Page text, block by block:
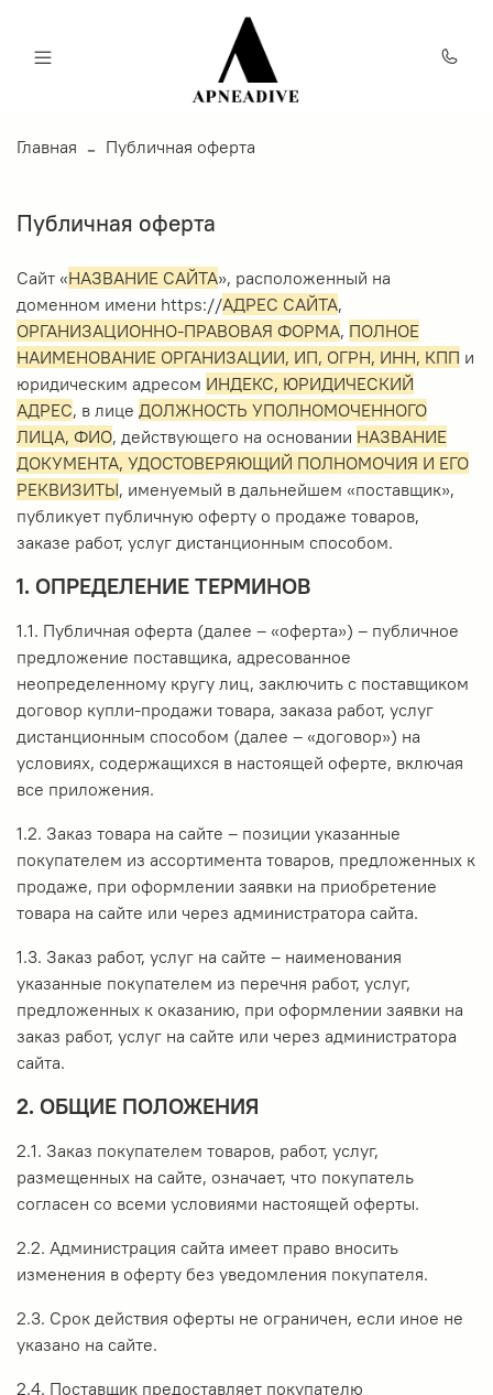
Главная Публичная оферта
Публичная оферта
Сайт «НАЗВАНИЕ САЙТА», расположенный на
доменном имени https://АДРЕС САЙТА,
ОРГАНИЗАЦИОННО-ПРАВОВАЯ ФОРМА, ПОЛНОЕ
НАИМЕНОВАНИЕ ОРГАНИЗАЦИИ, ИП, ОГРН, ИНН, КПП и
юридическим адресом ИНДЕКС, ЮРИДИЧЕСКИЙ
АДРЕС, в лице ДОЛЖНОСТЬ УПОЛНОМОЧЕННОГО
ЛИЦА, ФИО, действующего на основании НАЗВАНИЕ
ДОКУМЕНТА, УДОСТОВЕРЯЮЩИЙ ПОЛНОМОЧИЯ И ЕГО
РЕКВИЗИТЫ, именуемый в дальнейшем «поставщик»,
публикует публичную оферту о продаже товаров,
заказе работ, услуг дистанционным способом.
1. ОПРЕДЕЛЕНИЕ ТЕРМИНОВ
1.1. Публичная оферта (далее – «оферта») – публичное
предложение поставщика, адресованное
неопределенному кругу лиц, заключить с поставщиком
договор купли-продажи товара, заказа работ, услуг
дистанционным способом (далее – «договор») на
условиях, содержащихся в настоящей оферте, включая
все приложения.
1.2. Заказ товара на сайте – позиции указанные
покупателем из ассортимента товаров, предложенных к
продаже, при оформлении заявки на приобретение
товара на сайте или через администратора сайта.
1.3. Заказ работ, услуг на сайте – наименования
указанные покупателем из перечня работ, услуг,
предложенных к оказанию, при оформлении заявки на
заказ работ, услуг на сайте или через администратора
сайта.
2. ОБЩИЕ ПОЛОЖЕНИЯ
2.1. Заказ покупателем товаров, работ, услуг,
размещенных на сайте, означает, что покупатель
согласен со всеми условиями настоящей оферты.
2.2. Администрация сайта имеет право вносить
изменения в оферту без уведомления покупателя.
2.3. Срок действия оферты не ограничен, если иное не
указано на сайте.
2.4. Поставщик предоставляет покупателю